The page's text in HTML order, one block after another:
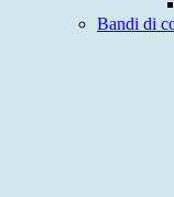
Bandi di